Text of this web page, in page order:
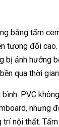
bằng tấm
tương đối
bị ảnh hưởng
qua thời
PVC
nhưng
trí nội thất.